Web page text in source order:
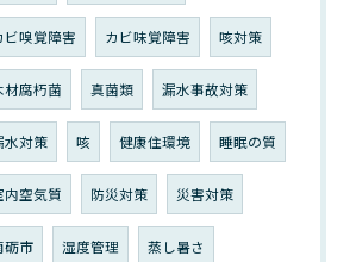
ビ嗅覚障害 カビ味覚障害 咳対策
材腐朽菌 真菌類 漏水事故対策
水対策 咳 健康住環境 睡眠の質
内空気質 防災対策 災害対策
砺市 湿度管理 蒸し暑さ